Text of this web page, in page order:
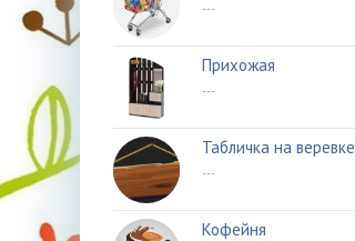
---
Прихожая
---
Табличка на веревке
---
Кофейня